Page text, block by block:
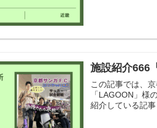
施設紹介666
この記事では、
「LAGOON」様
紹介している記